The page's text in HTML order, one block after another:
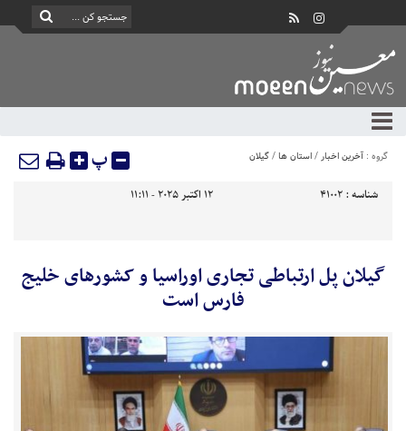
گروه : آخرین اخبار/استان ها/گیلان پ
شناسه : 41002 12 اکتبر 2025 - 11:11
گیلان پل ارتباطی تجاری اوراسیا و کشورهای خلیج
فارس است